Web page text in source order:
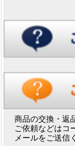
商品の交換・返
ご依頼などはコ
メールをご送信